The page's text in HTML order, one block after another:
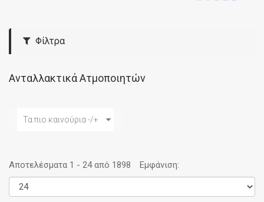
Φίλτρα
Ανταλλακτικά Ατμοποιητών
Τα πιο καινούρια -/+
Αποτελέσματα 1 - 24 από 1898 Εμφάνιση: